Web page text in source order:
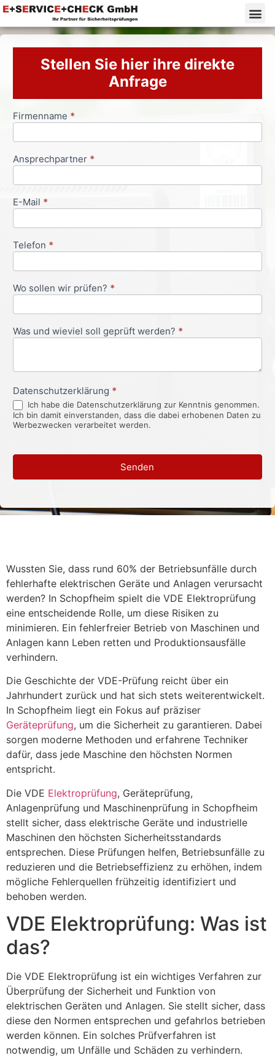
Stellen Sie hier ihre direkte
Anfrage
Anfrageformular
Firmenname *
Ansprechpartner *
E-Mail *
Telefon *
Wo sollen wir prüfen? *
Was und wieviel soll geprüft werden? *
Datenschutzerklärung *
Ich habe die Datenschutzerklärung zur Kenntnis genommen.
Ich bin damit einverstanden, dass die dabei erhobenen Daten zu
Werbezwecken verarbeitet werden.
Senden
Wussten Sie, dass rund 60% der Betriebsunfälle durch
fehlerhafte elektrischen Geräte und Anlagen verursacht
werden? In Schopfheim spielt die VDE Elektroprüfung
eine entscheidende Rolle, um diese Risiken zu
minimieren. Ein fehlerfreier Betrieb von Maschinen und
Anlagen kann Leben retten und Produktionsausfälle
verhindern.
Die Geschichte der VDE-Prüfung reicht über ein
Jahrhundert zurück und hat sich stets weiterentwickelt.
In Schopfheim liegt ein Fokus auf präziser
Geräteprüfung, um die Sicherheit zu garantieren. Dabei
sorgen moderne Methoden und erfahrene Techniker
dafür, dass jede Maschine den höchsten Normen
entspricht.
Die VDE Elektroprüfung, Geräteprüfung,
Anlagenprüfung und Maschinenprüfung in Schopfheim
stellt sicher, dass elektrische Geräte und industrielle
Maschinen den höchsten Sicherheitsstandards
entsprechen. Diese Prüfungen helfen, Betriebsunfälle zu
reduzieren und die Betriebseffizienz zu erhöhen, indem
mögliche Fehlerquellen frühzeitig identifiziert und
behoben werden.
VDE Elektroprüfung: Was ist
das?
Die VDE Elektroprüfung ist ein wichtiges Verfahren zur
Überprüfung der Sicherheit und Funktion von
elektrischen Geräten und Anlagen. Sie stellt sicher, dass
diese den Normen entsprechen und gefahrlos betrieben
werden können. Ein solches Prüfverfahren ist
notwendig, um Unfälle und Schäden zu verhindern.